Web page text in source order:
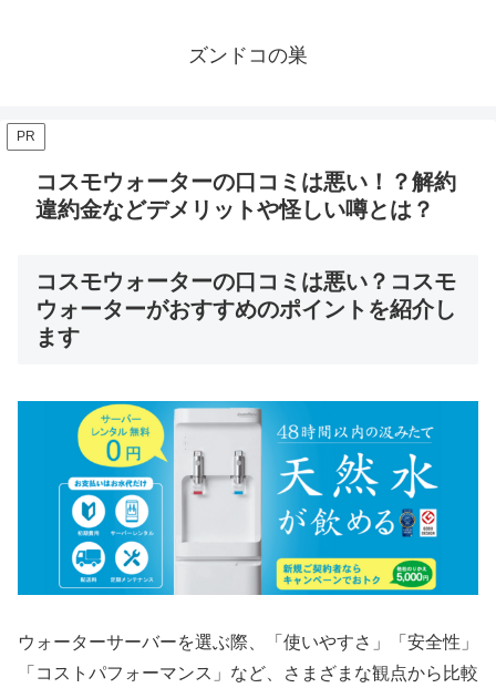
ズンドコの巣
PR
コスモウォーターの口コミは悪い！？解約
違約金などデメリットや怪しい噂とは？
コスモウォーターの口コミは悪い？コスモ
ウォーターがおすすめのポイントを紹介し
ます
ウォーターサーバーを選ぶ際、「使いやすさ」「安全性」
「コストパフォーマンス」など、さまざまな観点から比較